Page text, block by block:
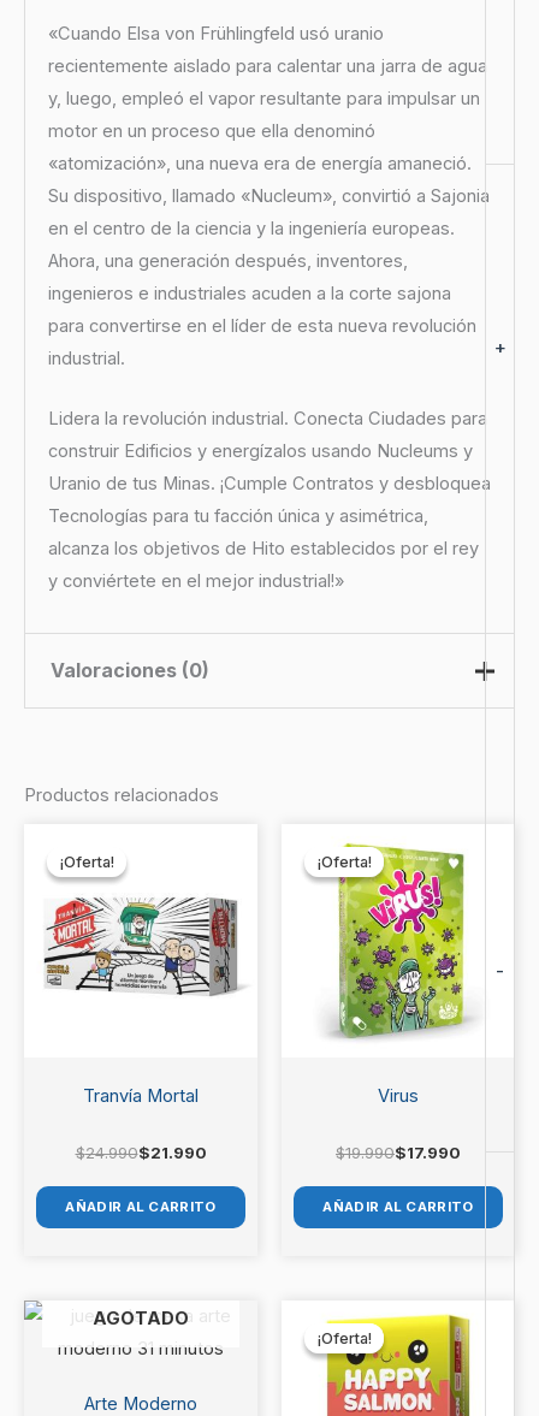
-
+
«Cuando Elsa von Frühlingfeld usó uranio
recientemente aislado para calentar una jarra de agua
y, luego, empleó el vapor resultante para impulsar un
motor en un proceso que ella denominó
«atomización», una nueva era de energía amaneció.
Su dispositivo, llamado «Nucleum», convirtió a Sajonia
en el centro de la ciencia y la ingeniería europeas.
Ahora, una generación después, inventores,
ingenieros e industriales acuden a la corte sajona
para convertirse en el líder de esta nueva revolución
industrial.
Lidera la revolución industrial. Conecta Ciudades para
construir Edificios y energízalos usando Nucleums y
Uranio de tus Minas. ¡Cumple Contratos y desbloquea
Tecnologías para tu facción única y asimétrica,
alcanza los objetivos de Hito establecidos por el rey
y conviértete en el mejor industrial!»
Valoraciones (0)
“Nucleum”
Debesaccederpara publicar una valoración.
Productos relacionados
¡Oferta!
¡Oferta!
Tranvía Mortal
$24.990
era:
$24.990.
$21.990
es:
$21.990.
AÑADIR AL CARRITO
¡Oferta!
¡Oferta!
Virus
$19.990
precio
original
era:
$19.990.
$17.990
precio
actual
es:
$17.990.
AÑADIR AL CARRITO
AGOTADO
Arte Moderno
¡Oferta!
¡Oferta!
precio
original
era:
$12.990.
precio
actual
es:
$11.990.